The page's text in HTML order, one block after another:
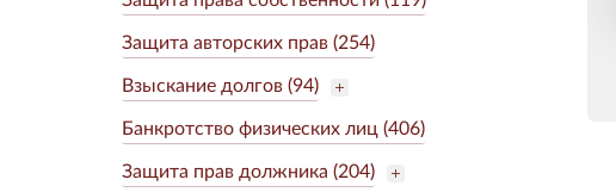
Защита авторских прав (254)
Взыскание долгов (94)
Банкротство физических лиц (406)
Защита прав должника (204)